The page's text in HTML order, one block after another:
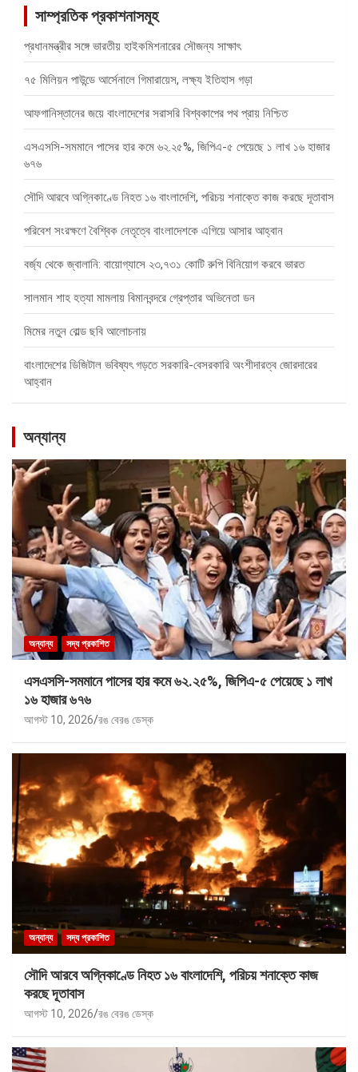
সাম্প্রতিক প্রকাশনাসমূহ
প্রধানমন্ত্রীর সঙ্গে ভারতীয় হাইকমিশনারের সৌজন্য সাক্ষাৎ
৭৫ মিলিয়ন পাউন্ডে আর্সেনালে গিমারায়েস, লক্ষ্য ইতিহাস গড়া
আফগানিস্তানের জয়ে বাংলাদেশের সরাসরি বিশ্বকাপের পথ প্রায় নিশ্চিত
এসএসসি-সমমানে পাসের হার কমে ৬২.২৫%, জিপিএ-৫ পেয়েছে ১ লাখ ১৬ হাজার
৬৭৬
সৌদি আরবে অগ্নিকাণ্ডে নিহত ১৬ বাংলাদেশি, পরিচয় শনাক্তে কাজ করছে দূতাবাস
পরিবেশ সংরক্ষণে বৈশ্বিক নেতৃত্বে বাংলাদেশকে এগিয়ে আসার আহ্বান
বর্জ্য থেকে জ্বালানি: বায়োগ্যাসে ২৩,৭৩১ কোটি রুপি বিনিয়োগ করবে ভারত
সালমান শাহ হত্যা মামলায় বিমানবন্দরে গ্রেপ্তার অভিনেতা ডন
মিমের নতুন বোল্ড ছবি আলোচনায়
বাংলাদেশের ডিজিটাল ভবিষ্যৎ গড়তে সরকারি-বেসরকারি অংশীদারত্ব জোরদারের
আহ্বান
অন্যান্য
অন্যান্য সদ্য প্রকাশিত
এসএসসি-সমমানে পাসের হার কমে ৬২.২৫%, জিপিএ-৫ পেয়েছে ১ লাখ
১৬ হাজার ৬৭৬
আগস্ট 10, 2026 রঙ বেরঙ ডেস্ক
অন্যান্য সদ্য প্রকাশিত
সৌদি আরবে অগ্নিকাণ্ডে নিহত ১৬ বাংলাদেশি, পরিচয় শনাক্তে কাজ
করছে দূতাবাস
আগস্ট 10, 2026 রঙ বেরঙ ডেস্ক